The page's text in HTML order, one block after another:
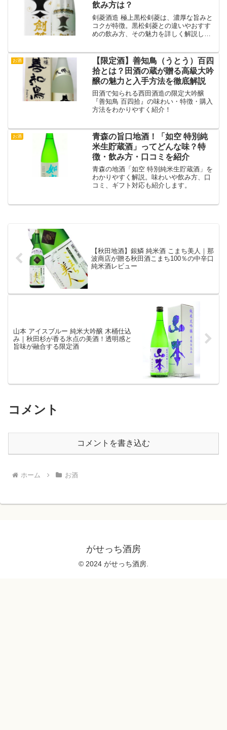
飲み方は？
剣菱酒造 極上黒松剣菱は、濃厚な旨みと
コクが特徴。黒松剣菱との違いやおすす
めの飲み方、その魅力を詳しく解説しま
お酒
【限定酒】善知鳥（うとう）百四
拾とは？田酒の蔵が贈る高級大吟
醸の魅力と入手方法を徹底解説
田酒で知られる西田酒造の限定大吟醸
『善知鳥 百四拾』の味わい・特徴・購入
方法をわかりやすく紹介！
お酒
青森の旨口地酒！「如空 特別純
米生貯蔵酒」ってどんな味？特
徴・飲み方・口コミを紹介
青森の地酒「如空 特別純米生貯蔵酒」を
わかりやすく解説。味わいや飲み方、口
コミ、ギフト対応も紹介します。
【秋田地酒】銀鱗 純米酒 こまち美人｜那
波商店が贈る秋田酒こまち100％の中辛口
純米酒レビュー
山本 アイスブルー 純米大吟醸 木桶仕込
み｜秋田杉が香る氷点の美酒！透明感と
旨味が融合する限定酒
コメント
コメントを書き込む
ホーム お酒
がせっち酒房
© 2024 がせっち酒房.